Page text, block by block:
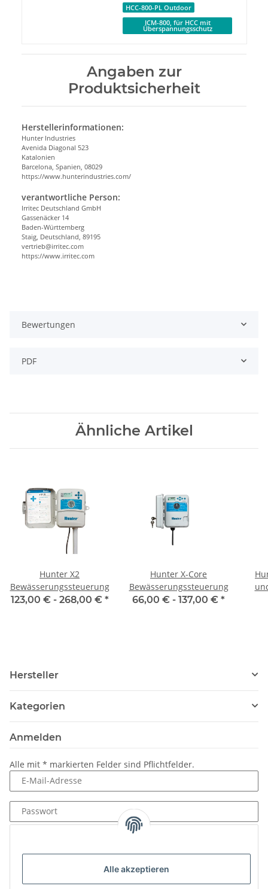
Alle akzeptieren
HCC-800-PL Outdoor
ICM-800, für HCC mit
Überspannungsschutz
Angaben zur
Produktsicherheit
Herstellerinformationen:
Hunter Industries
Avenida Diagonal 523
Katalonien
Barcelona, Spanien, 08029
https://www.hunterindustries.com/
verantwortliche Person:
Irritec Deutschland GmbH
Gassenäcker 14
Baden-Württemberg
Staig, Deutschland, 89195
vertrieb@irritec.com
https://www.irritec.com
Bewertungen
PDF
Ähnliche Artikel
Hunter X2
Bewässerungssteuerung
123,00 € - 268,00 € *
Hunter X-Core
Bewässerungssteuerung
66,00 € - 137,00 € *
Hersteller
Kategorien
Anmelden
Alle mit * markierten Felder sind Pflichtfelder.
E-Mail-Adresse
Passwort
Neu hier?Jetzt registrieren!